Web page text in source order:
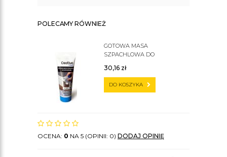
POLECAMY RÓWNIEŻ
GOTOWA MASA
SZPACHLOWA DO
30,16 zł
DO KOSZYKA
OCENA: 0 NA 5 (OPINII: 0) DODAJ OPINIĘ